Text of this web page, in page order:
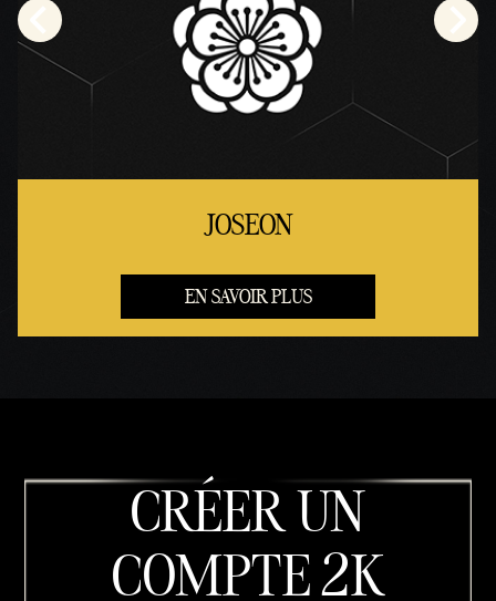
JOSEON
EN SAVOIR PLUS
CRÉER UN
COMPTE 2K